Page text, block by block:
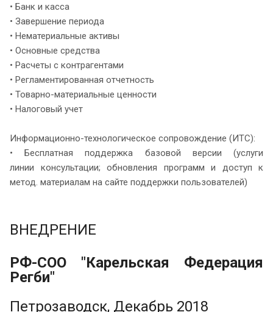
• Банк и касса
• Завершение периода
• Нематериальные активы
• Основные средства
• Расчеты с контрагентами
• Регламентированная отчетность
• Товарно-материальные ценности
• Налоговый учет
Информационно-технологическое сопровождение (ИТС):
• Бесплатная поддержка базовой версии (услуги
линии консультации; обновления программ и доступ к
метод. материалам на сайте поддержки пользователей)
ВНЕДРЕНИЕ
РФ-СОО "Карельская Федерация
Регби"
Петрозаводск, Декабрь 2018